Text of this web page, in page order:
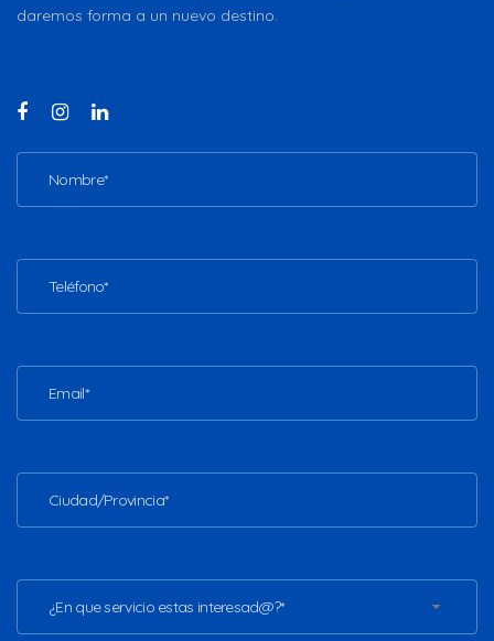
daremos forma a un nuevo destino.
¿En que servicio estas interesad@?*